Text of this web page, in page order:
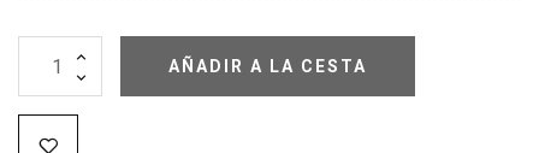
AÑADIR A LA CESTA